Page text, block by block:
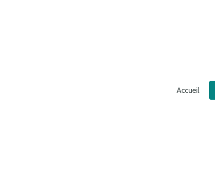
Accueil